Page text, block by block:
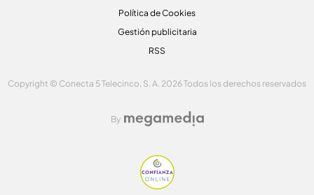
Política de Cookies
Gestión publicitaria
RSS
Copyright © Conecta 5 Telecinco, S. A. 2026 Todos los derechos reservados
By